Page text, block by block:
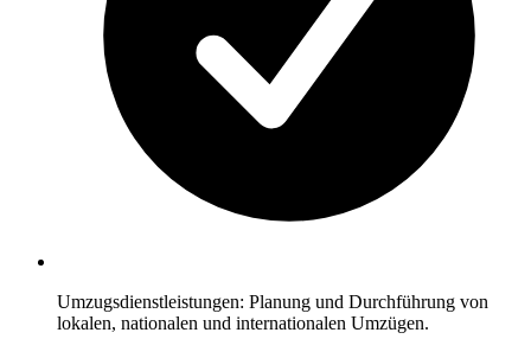
Umzugsdienstleistungen: Planung und Durchführung von
lokalen, nationalen und internationalen Umzügen.